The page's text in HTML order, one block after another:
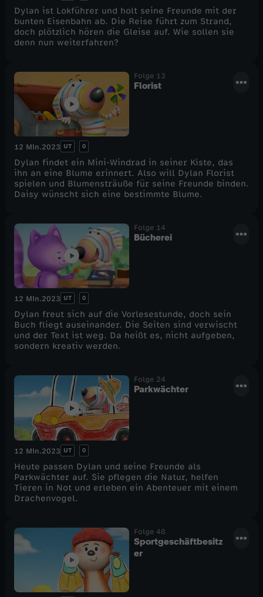
Dylan ist Lokführer und holt seine Freunde mit der
bunten Eisenbahn ab. Die Reise führt zum Strand,
doch plötzlich hören die Gleise auf. Wie sollen sie
denn nun weiterfahren?
Folge 13
Florist
12 Min.2023 UT 0
Dylan findet ein Mini-Windrad in seiner Kiste, das
ihn an eine Blume erinnert. Also will Dylan Florist
spielen und Blumensträuße für seine Freunde binden.
Daisy wünscht sich eine bestimmte Blume.
Folge 14
Bücherei
12 Min.2023 UT 0
Dylan freut sich auf die Vorlesestunde, doch sein
Buch fliegt auseinander. Die Seiten sind verwischt
und der Text ist weg. Da heißt es, nicht aufgeben,
sondern kreativ werden.
Folge 24
Parkwächter
12 Min.2023 UT 0
Heute passen Dylan und seine Freunde als
Parkwächter auf. Sie pflegen die Natur, helfen
Tieren in Not und erleben ein Abenteuer mit einem
Drachenvogel.
Folge 48
Sportgeschäftbesitz
er